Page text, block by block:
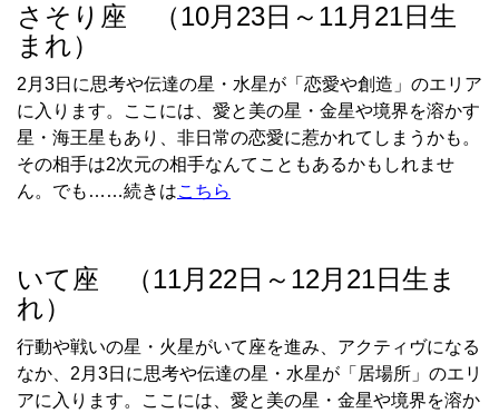
さそり座 （10月23日～11月21日生
まれ）
2 月 3日に思考や伝達の星・水星が「恋愛や創造」のエリア
に入ります。ここには、愛と美の星・金星や境界を溶かす
星・海王星もあり、非日常の恋愛に惹かれてしまうかも。
その相手は2次元の相手なんてこともあるかもしれませ
ん。でも……続きはこちら
いて座 （11月22日～12月21日生ま
れ）
行動や戦いの星・火星がいて座を進み、アクティヴになる
なか、 2 月 3日に思考や伝達の星・水星が「居場所」のエリ
アに入ります。ここには、愛と美の星・金星や境界を溶か